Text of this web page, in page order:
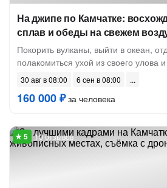
На джипе по Камчатке:
сплав и обеды на свежем
Покорить вулканы, выйти в океан,
полакомиться ухой из своего улова
30 авг в 08:00 6 сен в 08:00
160 000 ₽за человека
10 отзывов